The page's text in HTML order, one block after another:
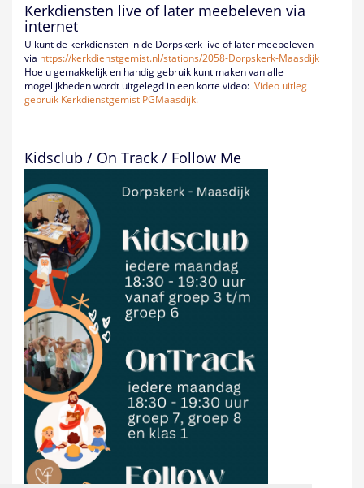
Kerkdiensten live of later meebeleven via
internet
U kunt de kerkdiensten in de Dorpskerk live of later meebeleven
via https://kerkdienstgemist.nl/stations/2058-Dorpskerk-Maasdijk
Hoe u gemakkelijk en handig gebruik kunt maken van alle
mogelijkheden wordt uitgelegd in een korte video: Video uitleg
gebruik Kerkdienstgemist PGMaasdijk.
Kidsclub / On Track / Follow Me